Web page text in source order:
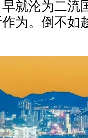
就沦为二流
为。倒不如